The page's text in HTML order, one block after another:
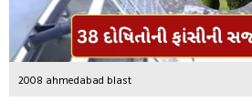
2008 ahmedabad blast